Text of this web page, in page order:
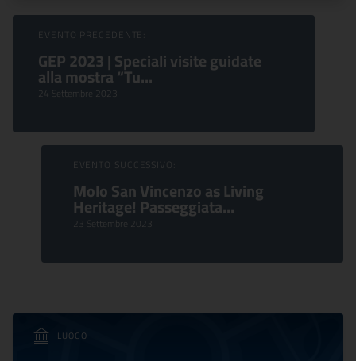
Sfoglia Eventi
EVENTO PRECEDENTE:
GEP 2023 | Speciali visite guidate
alla mostra “Tu...
24 Settembre 2023
EVENTO SUCCESSIVO:
Molo San Vincenzo as Living
Heritage! Passeggiata...
23 Settembre 2023
LUOGO